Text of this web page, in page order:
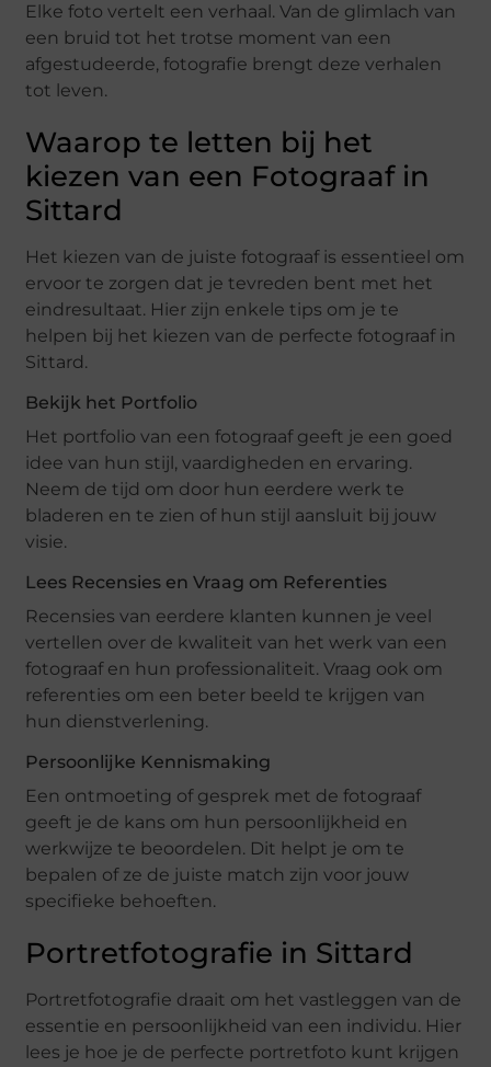
Elke foto vertelt een verhaal. Van de glimlach van
een bruid tot het trotse moment van een
afgestudeerde, fotografie brengt deze verhalen
tot leven.
Waarop te letten bij het
kiezen van een Fotograaf in
Sittard
Het kiezen van de juiste fotograaf is essentieel om
ervoor te zorgen dat je tevreden bent met het
eindresultaat. Hier zijn enkele tips om je te
helpen bij het kiezen van de perfecte fotograaf in
Sittard.
Bekijk het Portfolio
Het portfolio van een fotograaf geeft je een goed
idee van hun stijl, vaardigheden en ervaring.
Neem de tijd om door hun eerdere werk te
bladeren en te zien of hun stijl aansluit bij jouw
visie.
Lees Recensies en Vraag om Referenties
Recensies van eerdere klanten kunnen je veel
vertellen over de kwaliteit van het werk van een
fotograaf en hun professionaliteit. Vraag ook om
referenties om een beter beeld te krijgen van
hun dienstverlening.
Persoonlijke Kennismaking
Een ontmoeting of gesprek met de fotograaf
geeft je de kans om hun persoonlijkheid en
werkwijze te beoordelen. Dit helpt je om te
bepalen of ze de juiste match zijn voor jouw
specifieke behoeften.
Portretfotografie in Sittard
Portretfotografie draait om het vastleggen van de
essentie en persoonlijkheid van een individu. Hier
lees je hoe je de perfecte portretfoto kunt krijgen